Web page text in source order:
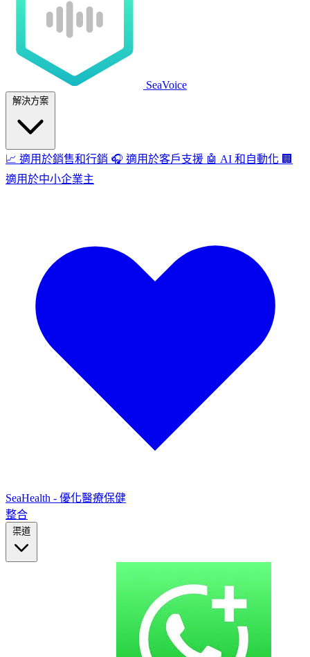
SeaVoice
解決方案
📈 適用於銷售和行銷 🎧 適用於客戶支援 🤖 AI 和自動化 🏢
適用於中小企業主
SeaHealth - 優化醫療保健
整合
渠道